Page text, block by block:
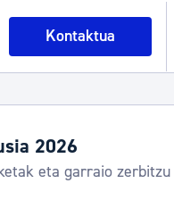
Kontaktua
eta zerbitzuak
Kirola, Donostia
Turismoa